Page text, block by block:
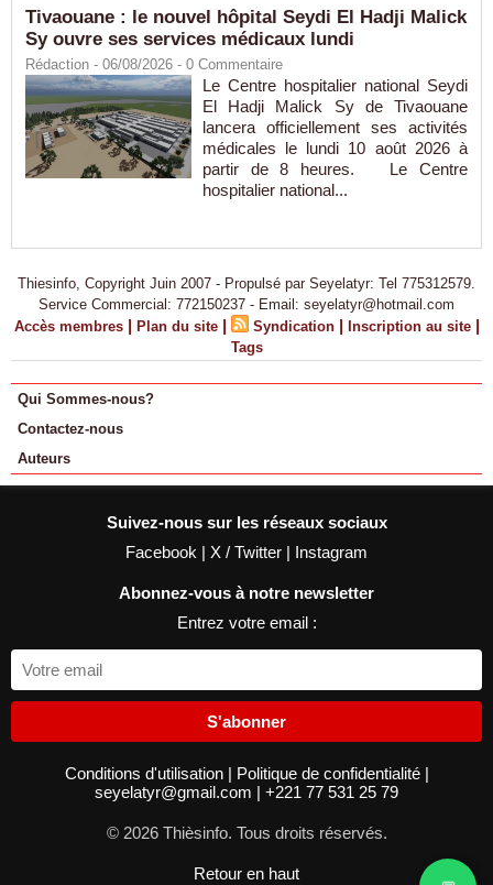
Tivaouane : le nouvel hôpital Seydi El Hadji Malick
Sy ouvre ses services médicaux lundi
Rédaction - 06/08/2026 - 0 Commentaire
Le Centre hospitalier national Seydi
El Hadji Malick Sy de Tivaouane
lancera officiellement ses activités
médicales le lundi 10 août 2026 à
partir de 8 heures. Le Centre
hospitalier national...
Thiesinfo, Copyright Juin 2007 - Propulsé par Seyelatyr: Tel 775312579.
Service Commercial: 772150237 - Email: seyelatyr@hotmail.com
Accès membres | Plan du site | Syndication | Inscription au site |
Tags
Qui Sommes-nous?
Contactez-nous
Auteurs
Suivez-nous sur les réseaux sociaux
Facebook | X / Twitter | Instagram
Abonnez-vous à notre newsletter
Entrez votre email :
S'abonner
Conditions d'utilisation | Politique de confidentialité |
seyelatyr@gmail.com | +221 77 531 25 79
© 2026 Thièsinfo. Tous droits réservés.
Retour en haut